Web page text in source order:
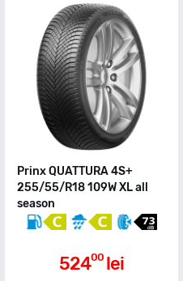
Prinx QUATTURA 4S+
255/55/R18 109W XL all
season
52400 lei